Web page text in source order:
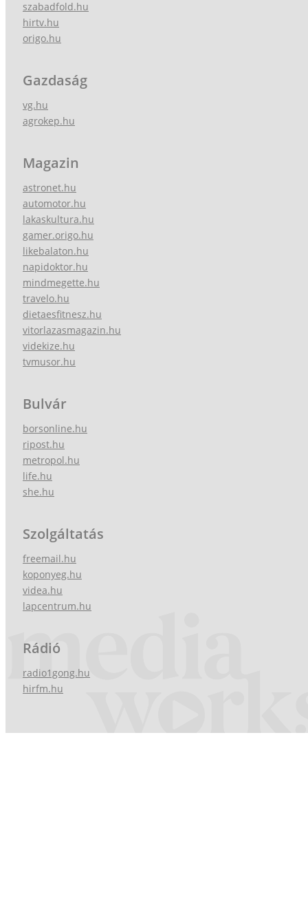
szabadfold.hu
hirtv.hu
origo.hu
Gazdaság
vg.hu
agrokep.hu
Magazin
astronet.hu
automotor.hu
lakaskultura.hu
gamer.origo.hu
likebalaton.hu
napidoktor.hu
mindmegette.hu
travelo.hu
dietaesfitnesz.hu
vitorlazasmagazin.hu
videkize.hu
tvmusor.hu
Bulvár
borsonline.hu
ripost.hu
metropol.hu
life.hu
she.hu
Szolgáltatás
freemail.hu
koponyeg.hu
videa.hu
lapcentrum.hu
Rádió
radio1gong.hu
hirfm.hu